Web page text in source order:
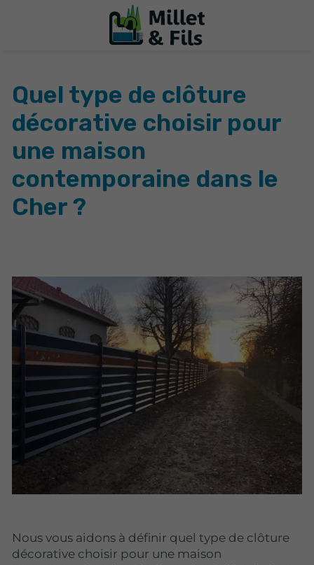
Quel type de clôture
décorative choisir pour
une maison
contemporaine dans le
Cher ?
Nous vous aidons à définir quel type de clôture
décorative choisir pour une maison